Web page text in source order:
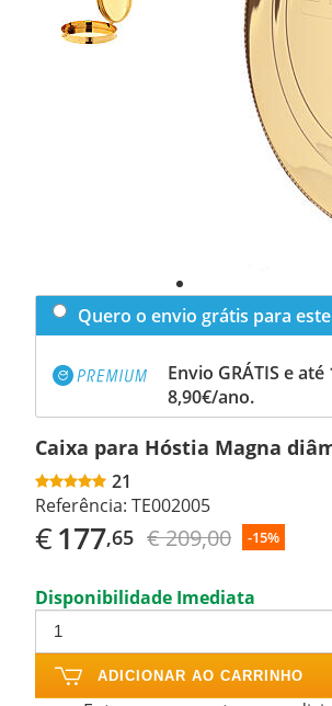
Quero o envio grátis para
Envio GRÁTIS e
8,90€/ano.
Caixa para Hóstia Magna
21
Referência: TE002005
€177,65 € 209,00 -15%
Disponibilidade Imediata
ADICIONAR AO CARRINHO